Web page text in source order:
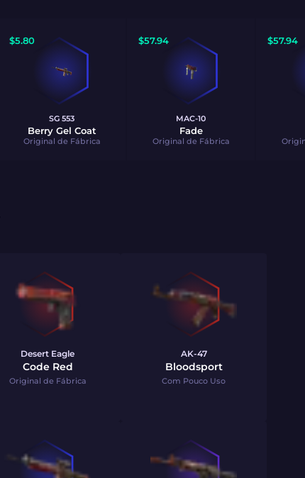
$5.80
SG 553
Berry Gel Coat
Original de Fábrica
$57.94
MAC-10
Fade
Original de Fábrica
$57.94
Desert Eagle
Code Red
Original de Fábrica
AK-47
Bloodsport
Com Pouco Uso